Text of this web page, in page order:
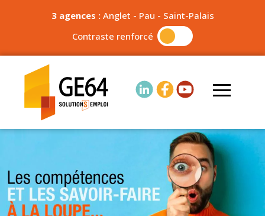
3 agences : Anglet - Pau - Saint-Palais
Contraste renforcé